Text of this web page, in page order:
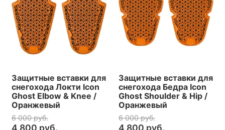
Защитные вставки для
снегохода Локти Icon
Ghost Elbow & Knee /
Оранжевый
6 000 руб.
4 800 руб.
Защитные вставки для
снегохода Бедра Icon
Ghost Shoulder & Hip /
Оранжевый
6 000 руб.
4 800 руб.